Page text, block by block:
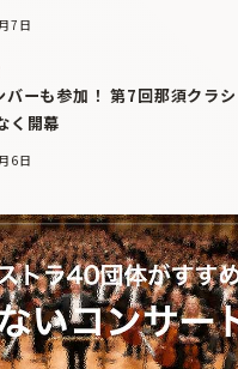
7日
バーも参加！ 第7回那須クラ
く開幕
6日